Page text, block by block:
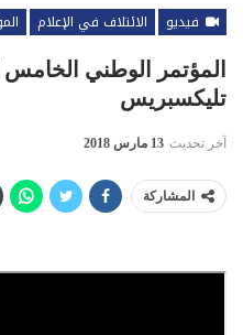
فيديو الائتلاف في الإعلام
المؤتمر الوطني الخامس
تليكسبريس
آخر تحديث 13 مارس 2018
المشاركة